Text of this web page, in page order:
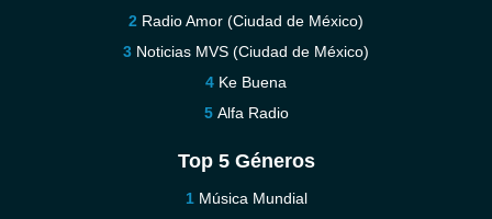
Radio Amor (Ciudad de México)
Noticias MVS (Ciudad de México)
Ke Buena
Alfa Radio
Top 5 Géneros
Música Mundial